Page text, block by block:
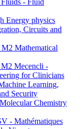
- Fluid
Energy physics
Circuits and
Mathematical
Mecencli -
for Clinicians
Learning,
Security
Chemistry
- Mathématiques